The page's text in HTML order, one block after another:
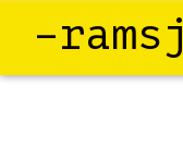
–ramsj